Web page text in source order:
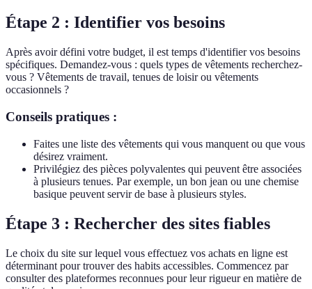
Étape 2 : Identifier vos besoins
Après avoir défini votre budget, il est temps d'identifier vos besoins
spécifiques. Demandez-vous : quels types de vêtements recherchez-
vous ? Vêtements de travail, tenues de loisir ou vêtements
occasionnels ?
Conseils pratiques :
Faites une liste des vêtements qui vous manquent ou que vous
désirez vraiment.
Privilégiez des pièces polyvalentes qui peuvent être associées
à plusieurs tenues. Par exemple, un bon jean ou une chemise
basique peuvent servir de base à plusieurs styles.
Étape 3 : Rechercher des sites fiables
Le choix du site sur lequel vous effectuez vos achats en ligne est
déterminant pour trouver des habits accessibles. Commencez par
consulter des plateformes reconnues pour leur rigueur en matière de